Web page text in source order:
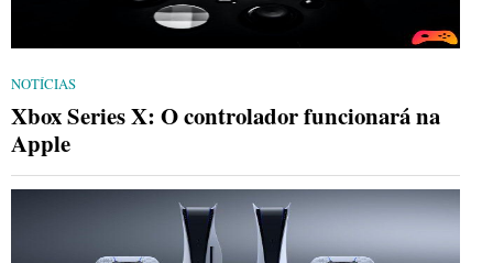
NOTÍCIAS
Xbox Series X: O controlador funcionará na
Apple